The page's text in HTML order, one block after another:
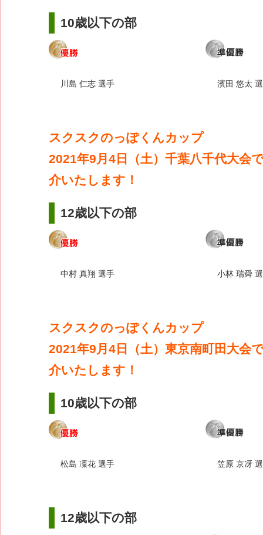
10歳以下の部
川島 仁志 選手 濱田 悠太
スクスクのっぽくんカップ
2021年9月4日（土）千葉八千代大会
介いたします！
12歳以下の部
中村 真翔 選手 小林 瑞舜
スクスクのっぽくんカップ
2021年9月4日（土）東京南町田大会
介いたします！
10歳以下の部
松島 凜花 選手 笠原 京冴
12歳以下の部